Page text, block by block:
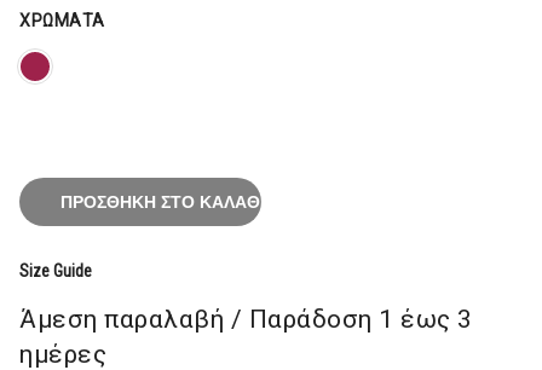
ΧΡΏΜΑΤΑ
ΠΡΟΣΘΉΚΗ ΣΤΟ ΚΑΛΆΘΙ
Size Guide
Άμεση παραλαβή / Παράδoση 1 έως 3
ημέρες